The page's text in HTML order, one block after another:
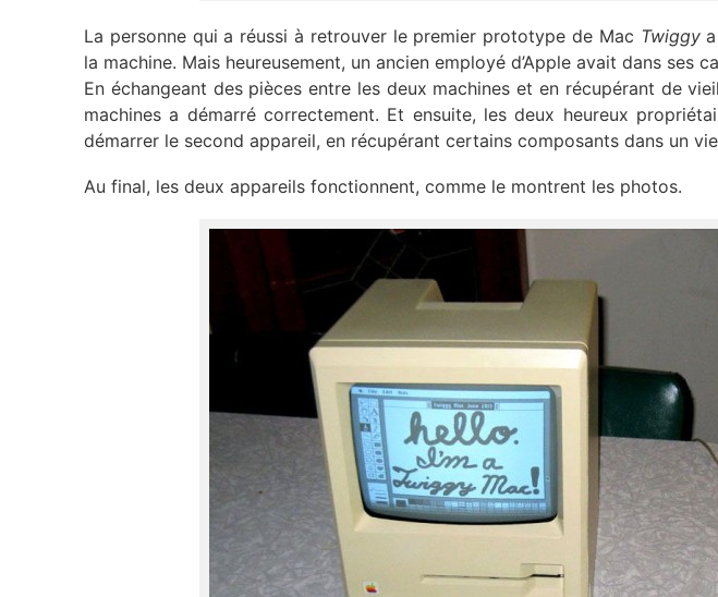
La personne qui a réussi à retrouver le premier prototype de Mac Twiggya
la machine. Mais heureusement, un ancien employé d’Apple avait dans ses
En échangeant des pièces entre les deux machines et en récupérant de
machines a démarré correctement. Et ensuite, les deux heureux
démarrer le second appareil, en récupérant certains composants dans un
Au final, les deux appareils fonctionnent, comme le montrent les photos.